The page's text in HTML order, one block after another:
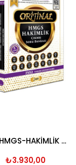
ORİJİNAL HMGS-HAKİMLİK ÇIKMIŞ SORU BANKASI 2026
₺3.930,00